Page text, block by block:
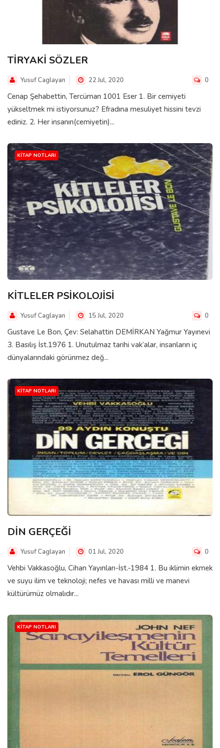
TİRYAKİ SÖZLER
Yusuf Caglayan 22 Jul, 2020 0
Cenap Şehabettin, Tercüman 1001 Eser 1. Bir cemiyeti
yükseltmek mi istiyorsunuz? Efradına mesuliyet hissini tevzi
ediniz. 2. Her insanın(cemiyetin)...
KITAP NOTLARI
KİTLELER PSİKOLOJİSİ
Yusuf Caglayan 15 Jul, 2020 0
Gustave Le Bon, Çev: Selahattin DEMİRKAN Yağmur Yayınevi
3. Basılış İst.1976 1. Unutulmaz tarihi vak’alar, insanların iç
dünyalarındaki görünmez değ...
KITAP NOTLARI
DİN GERÇEĞİ
Yusuf Caglayan 01 Jul, 2020 0
Vehbi Vakkasoğlu, Cihan Yayınları-İst.-1984 1. Bu iklimin ekmek
ve suyu ilim ve teknoloji; nefes ve havası milli ve manevi
kültürümüz olmalıdır...
KITAP NOTLARI